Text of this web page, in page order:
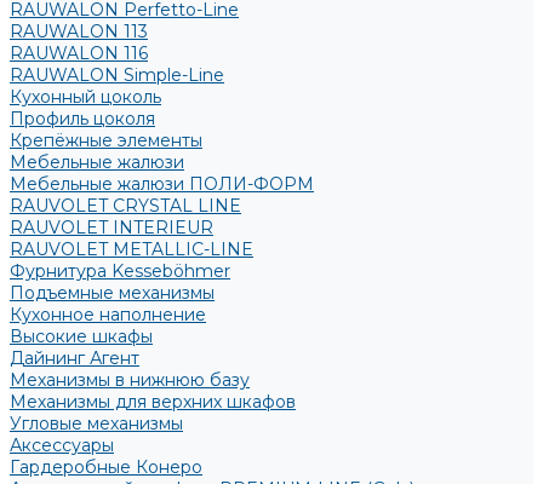
RAUWALON Perfetto-Line
RAUWALON 113
RAUWALON 116
RAUWALON Simple-Line
Кухонный цоколь
Профиль цоколя
Крепёжные элементы
Мебельные жалюзи
Мебельные жалюзи ПОЛИ-ФОРМ
RAUVOLET CRYSTAL LINE
RAUVOLET INTERIEUR
RAUVOLET METALLIC-LINE
Фурнитура Kesseböhmer
Подъемные механизмы
Кухонное наполнение
Высокие шкафы
Дайнинг Агент
Механизмы в нижнюю базу
Механизмы для верхних шкафов
Угловые механизмы
Аксессуары
Гардеробные Конеро